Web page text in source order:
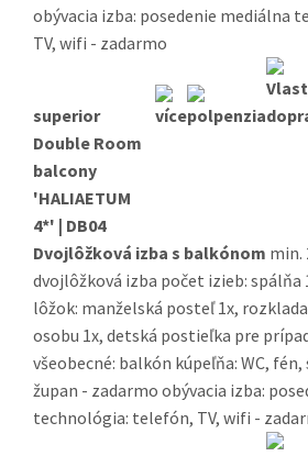
obývacia izba: posedenie mediálna
TV, wifi - zadarmo
superior
Double Room
balcony
'HALIAETUM
4*' | DB04
Dvojlôžková izba s balkónom min.
dvojlôžková izba počet izieb: spálňa
lôžok: manželská posteľ 1x,
osobu 1x, detská postieľka pre
všeobecné: balkón kúpeľňa: WC,
župan - zadarmo obývacia izba:
technológia: telefón, TV, wifi -